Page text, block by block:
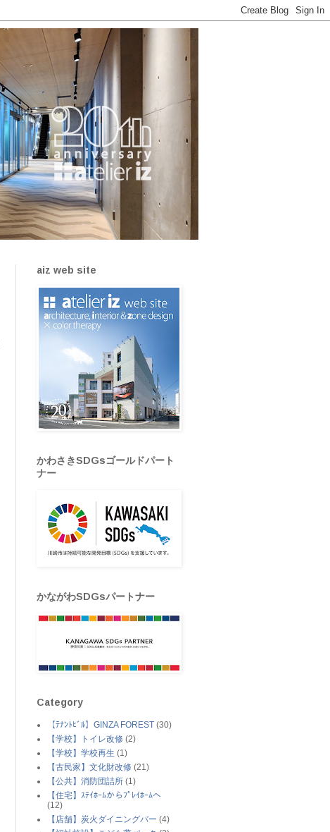
aiz web site
かわさきSDGsゴールドパート
ナー
かながわSDGsパートナー
Category
【ﾃﾅﾝﾄﾋﾞﾙ】GINZA FOREST (30)
【学校】トイレ改修 (2)
【学校】学校再生 (1)
【古民家】文化財改修 (21)
【公共】消防団詰所 (1)
【住宅】ｽﾃｲﾎｰﾑからﾌﾟﾚｲﾎｰﾑへ
(12)
【店舗】炭火ダイニングバー (4)